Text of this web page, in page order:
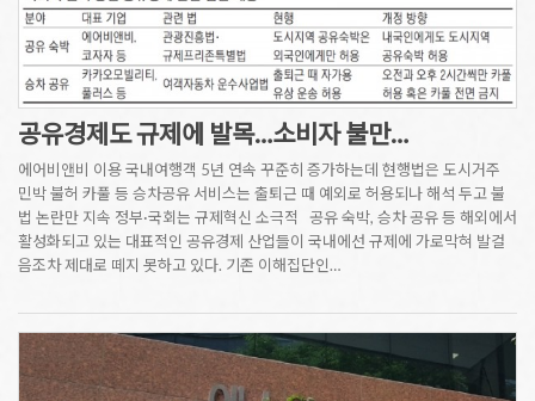
공유경제도 규제에 발목…소비자 불만…
에어비앤비 이용 국내여행객 5년 연속 꾸준히 증가하는데 현행법은 도시거주
민박 불허 카풀 등 승차공유 서비스는 출퇴근 때 예외로 허용되나 해석 두고 불
법 논란만 지속 정부·국회는 규제혁신 소극적 공유 숙박, 승차 공유 등 해외에서
활성화되고 있는 대표적인 공유경제 산업들이 국내에선 규제에 가로막혀 발걸
음조차 제대로 떼지 못하고 있다. 기존 이해집단인…